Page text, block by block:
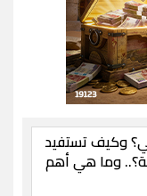
وكيف تستفيد
وما هي أهم